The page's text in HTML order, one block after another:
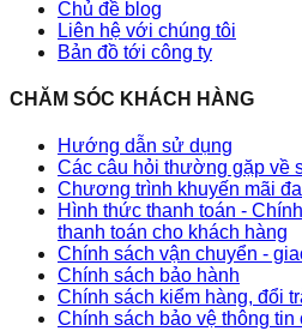
Chủ đề blog
Liên hệ với chúng tôi
Bản đồ tới công ty
CHĂM SÓC KHÁCH HÀNG
Hướng dẫn sử dụng
Các câu hỏi thường gặp về
Chương trình khuyến mãi
Hình thức thanh toán -
thanh toán cho khách hàng
Chính sách vận chuyển -
Chính sách bảo hành
Chính sách kiểm hàng, đổi
Chính sách bảo vệ thông